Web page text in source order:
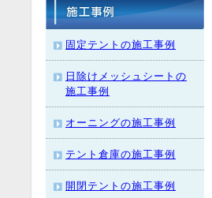
固定テントの施工事例
日除けメッシュシートの
施工事例
オーニングの施工事例
テント倉庫の施工事例
開閉テントの施工事例